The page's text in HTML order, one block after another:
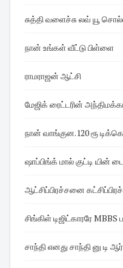
சுத்தி வளைச்சு லவ் யூ
நான் உங்கள் வீட்டு பிள்ளை
ராமராஜன் ஆட்சி
மேஜிக் ரைட்டரின்
நான் வாங்குன.120 ரூ
ஷாப்பிங்க் மால் குட்டி யின்
ஆட்சிப்பிரச்சனை
சிங்கிள் டிஜிட்காரரே
சாந்தி எனது சாந்தி னு டி